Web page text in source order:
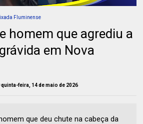
Fluminense
homem que agrediu a
em Nova
quinta-feira, 14 de maio de 2026
que deu chute na cabeça da